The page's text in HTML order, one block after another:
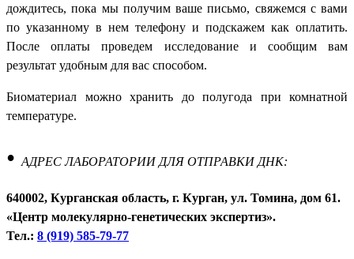
дождитесь, пока мы получим ваше письмо, свяжемся с вами
по указанному в нем телефону и подскажем как оплатить.
После оплаты проведем исследование и сообщим вам
результат удобным для вас способом.
Биоматериал можно хранить до полугода при комнатной
температуре.
• АДРЕС ЛАБОРАТОРИИ ДЛЯ ОТПРАВКИ ДНК:
640002, Курганская область, г. Курган, ул. Томина, дом 61.
«Центр молекулярно-генетических экспертиз».
Тел.: 8 (919) 585-79-77